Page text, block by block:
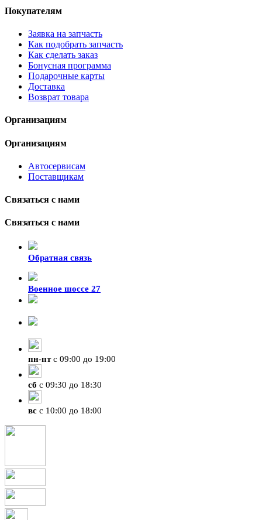
Покупателям
Заявка на запчасть
Как подобрать запчасть
Как сделать заказ
Бонусная программа
Подарочные карты
Доставка
Возврат товара
Организациям
Организациям
Автосервисам
Поставщикам
Связаться с нами
Связаться с нами
Обратная связь
Военное шоссе 27
пн-птс 09:00 до 19:00
сб с 09:30 до 18:30
вс с 10:00 до 18:00